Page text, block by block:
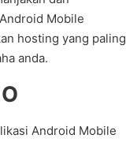
Mobile
hosting yang paling
anda.
Android Mobile